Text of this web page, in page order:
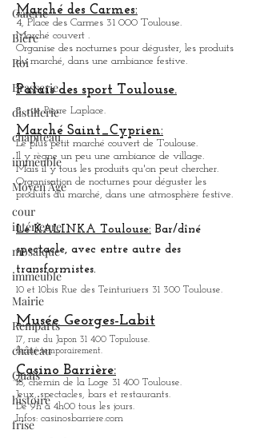
Galerie
Bière
Roi
Brasserie
distillerie
chapiteau
immeuble
Moyen Âge
cour
intérieure
mosaïque
immeuble
Mairie
Remparts
château
Quais
histoire
frise
Marché des Carmes:
4, Place des Carmes 31 000 Toulouse.
Marché couvert .
Organise des nocturnes pour déguster, les produits
du marché, dans une ambiance festive.
Palais des sport Toulouse.
3, rue Pierre Laplace.
Marché Saint_Cyprien:
Le plus petit marché couvert de Toulouse.
Il y règne un peu une ambiance de village.
Mais il y tous les produits qu'on peut chercher.
Organisation de nocturnes pour déguster les
produits du marché, dans une atmosphère festive.
Le KALINKA Toulouse: Bar/dîné
spectacle, avec entre autre des
transformistes.
10 et 10bis Rue des Teinturiuers 31 300 Toulouse.
Musée Georges-Labit
17, rue du Japon 31 400 Topulouse.
fermé temporairement.
Casino Barrière:
18, chemin de la Loge 31 400 Toulouse.
Jeux, spectacles, bars et restaurants.
De 9h à 4h00 tous les jours.
Infos: casinosbarriere.com